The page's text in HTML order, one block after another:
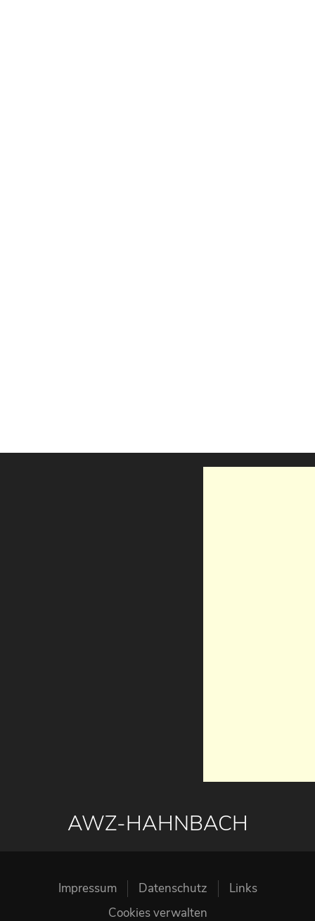
AWZ-HAHNBACH
Impressum Datenschutz
Links
Cookies verwalten